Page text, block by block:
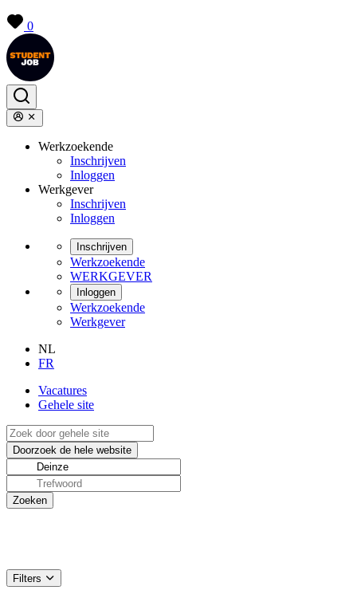
0
Werkzoekende
Inschrijven
Inloggen
Werkgever
Inschrijven
Inloggen
Inschrijven
Werkzoekende
WERKGEVER
Inloggen
Werkzoekende
Werkgever
NL
FR
Vacatures
Gehele site
Filters